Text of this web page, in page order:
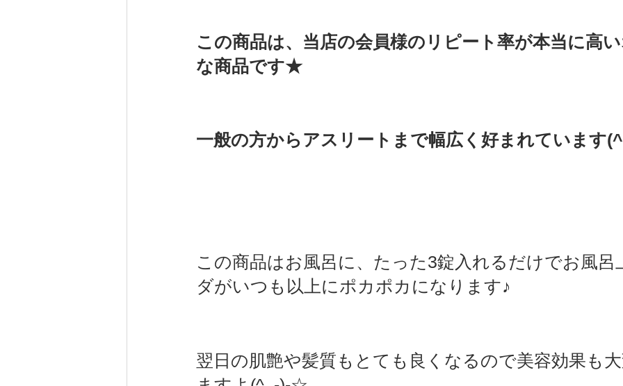
この商品は、当店の会員様のリピート率が本当に高
な商品です★
一般の方からアスリートまで幅広く好まれています
この商品はお風呂に、たった3錠入れるだけでお風呂
ダがいつも以上にポカポカになります♪
翌日の肌艶や髪質もとても良くなるので美容効果も